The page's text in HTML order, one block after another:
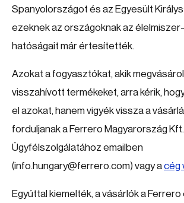
Spanyolországot és az Egyesült
ezeknek az országoknak az
hatóságait már értesítették.
Azokat a fogyasztókat, akik
visszahívott termékeket, arra kérik,
el azokat, hanem vigyék vissza a
forduljanak a Ferrero Magyarország Kft.
Ügyfélszolgálatához emailben
(info.hungary@ferrero.com) vagy acég
Egyúttal kiemelték, a vásárlók a Ferrero